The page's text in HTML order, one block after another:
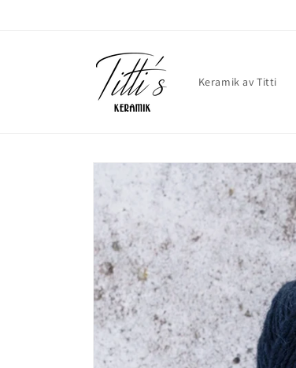
Keramik av Titti
Gå vidare till
produktinformation